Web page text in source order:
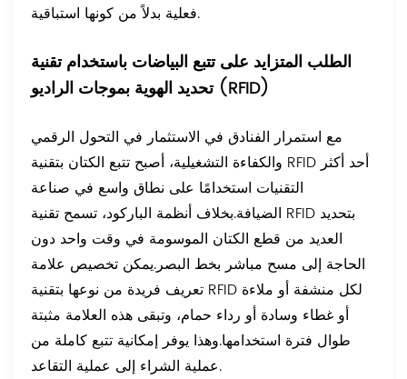
فعلية بدلاً من كونها استباقية.
الطلب المتزايد على تتبع البياضات باستخدام تقنية
تحديد الهوية بموجات الراديو (RFID)
مع استمرار الفنادق في الاستثمار في التحول الرقمي
والكفاءة التشغيلية، أصبح تتبع الكتان بتقنية RFID أحد أكثر
التقنيات استخدامًا على نطاق واسع في صناعة
الضيافة.بخلاف أنظمة الباركود، تسمح تقنية RFID بتحديد
العديد من قطع الكتان الموسومة في وقت واحد دون
الحاجة إلى مسح مباشر بخط البصر.يمكن تخصيص علامة
تعريف فريدة من نوعها بتقنية RFID لكل منشفة أو ملاءة
أو غطاء وسادة أو رداء حمام، وتبقى هذه العلامة مثبتة
طوال فترة استخدامها.وهذا يوفر إمكانية تتبع كاملة من
عملية الشراء إلى عملية التقاعد.